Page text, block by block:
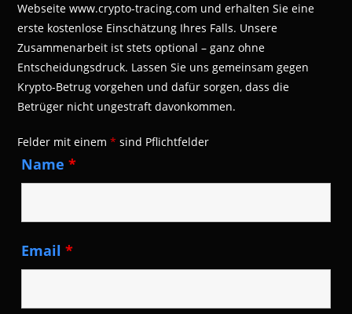
Webseite www.crypto-tracing.com und erhalten Sie eine
erste kostenlose Einschätzung Ihres Falls. Unsere
Zusammenarbeit ist stets optional – ganz ohne
Entscheidungsdruck. Lassen Sie uns gemeinsam gegen
Krypto-Betrug vorgehen und dafür sorgen, dass die
Betrüger nicht ungestraft davonkommen.
Felder mit einem* sind Pflichtfelder
Name*
Email*